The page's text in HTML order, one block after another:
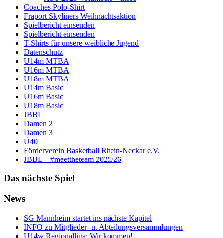
Coaches Polo-Shirt
Fraport Skyliners Weihnachtsaktion
Spielbericht einsenden
Spielbericht einsenden
T-Shirts für unsere weibliche Jugend
Datenschutz
U14m MTBA
U16m MTBA
U18m MTBA
U14m Basic
U16m Basic
U18m Basic
JBBL
Damen 2
Damen 3
Ü40
Förderverein Basketball Rhein-Neckar e.V.
JBBL – #meettheteam 2025/26
Das nächste Spiel
News
SG Mannheim startet ins nächste Kapitel
INFO zu Mitglieder- u. Abteilungsversammlungen
U14w Regionalliga: Wir kommen!